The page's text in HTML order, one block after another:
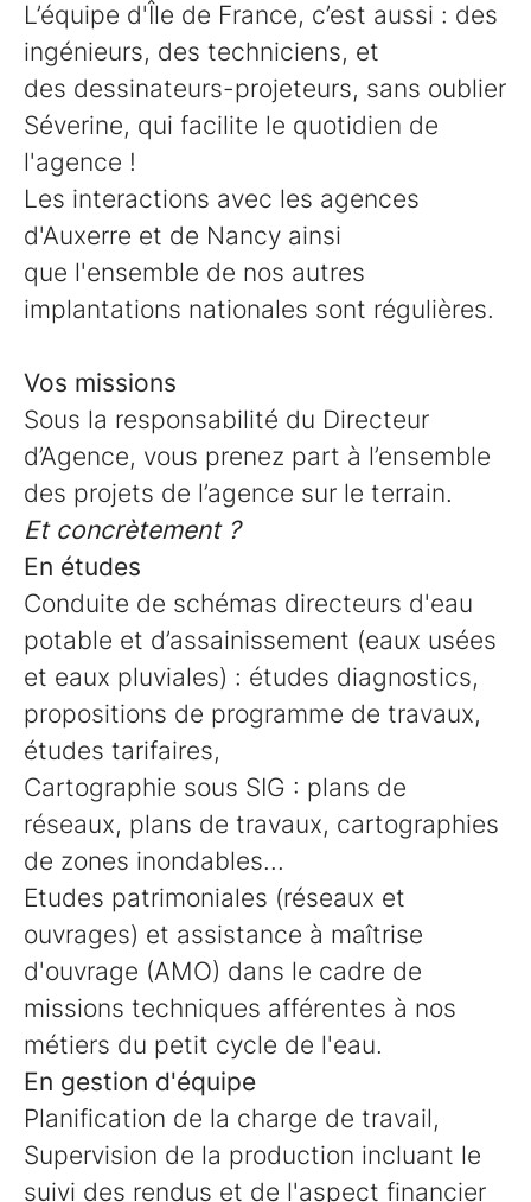
L’équipe d'Île de France, c’est aussi : des
ingénieurs, des techniciens, et
des dessinateurs-projeteurs, sans oublier
Séverine, qui facilite le quotidien de
l'agence !
Les interactions avec les agences
d'Auxerre et de Nancy ainsi
que l'ensemble de nos autres
implantations nationales sont régulières.
Vos missions
Sous la responsabilité du Directeur
d’Agence, vous prenez part à l’ensemble
des projets de l’agence sur le terrain.
Et concrètement ?
En études
Conduite de schémas directeurs d'eau
potable et d’assainissement (eaux usées
et eaux pluviales) : études diagnostics,
propositions de programme de travaux,
études tarifaires,
Cartographie sous SIG : plans de
réseaux, plans de travaux, cartographies
de zones inondables...
Etudes patrimoniales (réseaux et
ouvrages) et assistance à maîtrise
d'ouvrage (AMO) dans le cadre de
missions techniques afférentes à nos
métiers du petit cycle de l'eau.
En gestion d'équipe
Planification de la charge de travail,
Supervision de la production incluant le
suivi des rendus et de l'aspect financier